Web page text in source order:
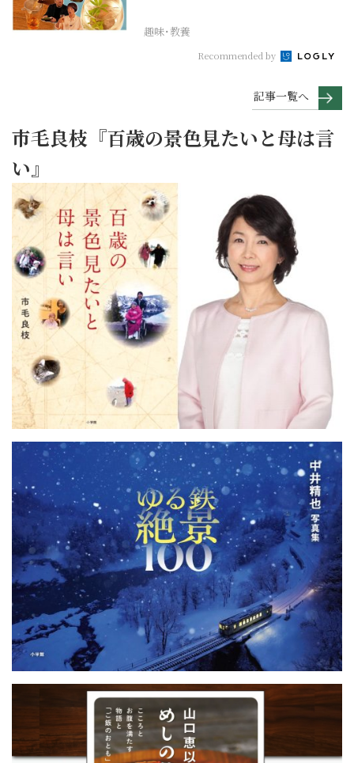
趣味･教養
Recommended by
記事一覧へ
市毛良枝『百歳の景色見たいと母は言
い』